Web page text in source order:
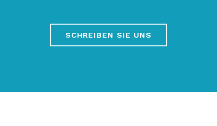
SCHREIBEN SIE UNS